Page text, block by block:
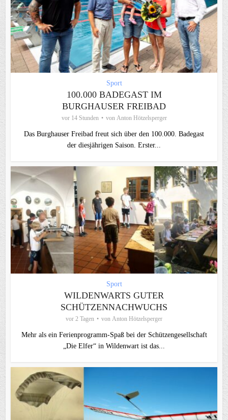
Sport
100.000 BADEGAST IM
BURGHAUSER FREIBAD
vor 14 Stunden von Anton Hötzelsperger
Das Burghauser Freibad freut sich über den 100.000. Badegast
der diesjährigen Saison. Erster...
Sport
WILDENWARTS GUTER
SCHÜTZENNACHWUCHS
vor 2 Tagen von Anton Hötzelsperger
Mehr als ein Ferienprogramm-Spaß bei der Schützengesellschaft
„Die Elfer“ in Wildenwart ist das...